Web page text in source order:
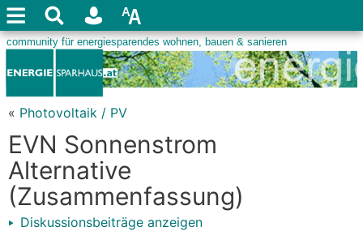
« Photovoltaik / PV
EVN Sonnenstrom
Alternative
(Zusammenfassung)
Diskussionsbeiträge anzeigen